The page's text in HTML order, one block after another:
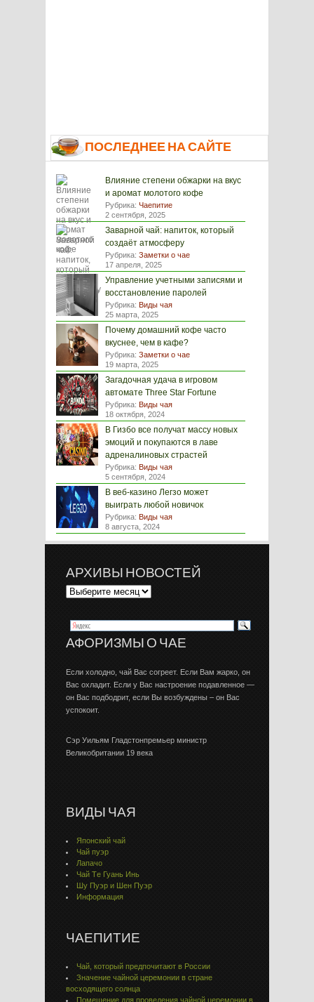
ПОСЛЕДНЕЕ НА САЙТЕ
Влияние степени обжарки на вкус
и аромат молотого кофе
Рубрика: Чаепитие
2 сентября, 2025
Заварной чай: напиток, который
создаёт атмосферу
Рубрика: Заметки о чае
17 апреля, 2025
Управление учетными записями и
восстановление паролей
Рубрика: Виды чая
25 марта, 2025
Почему домашний кофе часто
вкуснее, чем в кафе?
Рубрика: Заметки о чае
19 марта, 2025
Загадочная удача в игровом
автомате Three Star Fortune
Рубрика: Виды чая
18 октября, 2024
В Гизбо все получат массу новых
эмоций и покупаются в лаве
адреналиновых страстей
Рубрика: Виды чая
5 сентября, 2024
В веб-казино Легзо может
выиграть любой новичок
Рубрика: Виды чая
8 августа, 2024
АРХИВЫ НОВОСТЕЙ
АФОРИЗМЫ О ЧАЕ
Если холодно, чай Вас согреет. Если Вам жарко, он
Вас охладит. Если у Вас настроение подавленное —
он Вас подбодрит, если Вы возбуждены – он Вас
успокоит.
Сэр Уильям Гладстонпремьер министр
Великобритании 19 века
ВИДЫ ЧАЯ
Японский чай
Чай пуэр
Лапачо
Чай Тe Гуaнь Инь
Шу Пуэр и Шен Пуэр
Информация
ЧАЕПИТИЕ
Чай, который предпочитают в России
Значение чайной церемонии в стране
восходящего солнца
Помещение для проведения чайной церемонии в